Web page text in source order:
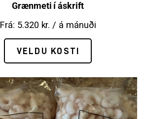
Grænmeti í áskrift
Frá: 5.320 kr. / á mánuði
VELDU KOSTI